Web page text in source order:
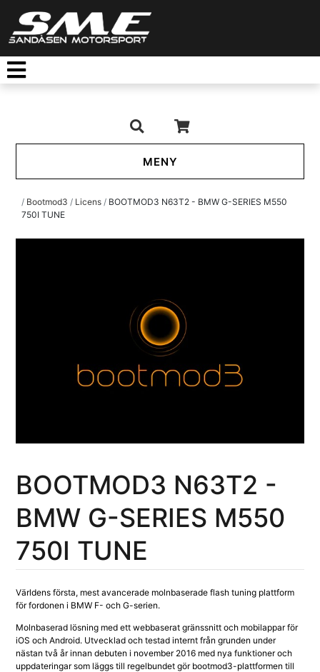
TOGGLE NAVIGATION
/ Bootmod3 / Licens / BOOTMOD3 N63T2 - BMW G-SERIES M550
750I TUNE
BOOTMOD3 N63T2 -
BMW G-SERIES M550
750I TUNE
Världens första, mest avancerade molnbaserade flash tuning plattform
för fordonen i BMW F- och G-serien.
Molnbaserad lösning med ett webbaserat gränssnitt och mobilappar för
iOS och Android. Utvecklad och testad internt från grunden under
nästan två år innan debuten i november 2016 med nya funktioner och
uppdateringar som läggs till regelbundet gör bootmod3-plattformen till